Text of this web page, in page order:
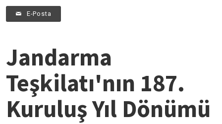
E-Posta
Jandarma
Teşkilatı'nın 187.
Kuruluş Yıl Dönümü